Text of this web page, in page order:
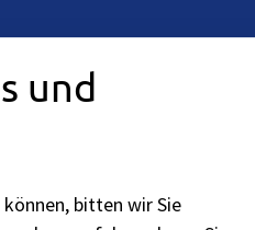
und
bitten wir Sie